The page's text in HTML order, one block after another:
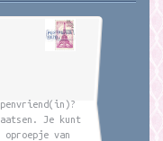
Je kunt
van